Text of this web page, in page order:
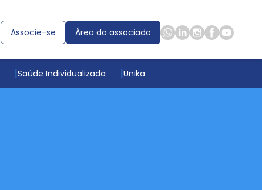
Associe-se Área do associado
Saúde Individualizada Unika